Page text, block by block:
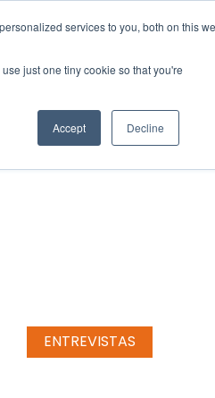
services to you, both on this
just one tiny cookie so that you're
Accept Decline
ENTREVISTAS